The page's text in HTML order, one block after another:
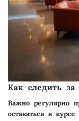
Как следить
Важно регулярно
оставаться в